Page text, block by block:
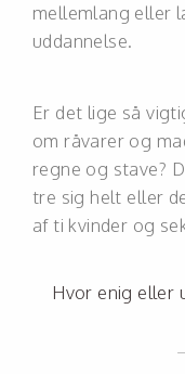
mellemlang eller
uddannelse.
Er det lige så
om råvarer og
regne og stave?
tre sig helt eller
af ti kvinder og
Hvor enig eller